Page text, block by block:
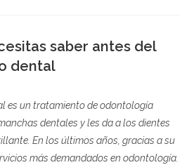
saber antes del
dental
es un tratamiento de odontología
dentales y les da a los dientes
En los últimos años, gracias a su
más demandados en odontología.